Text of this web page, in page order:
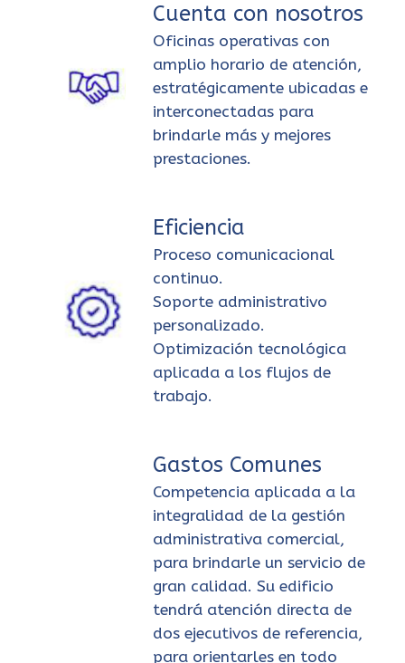
Cuenta con nosotros
Oficinas operativas con
amplio horario de atención,
estratégicamente ubicadas e
interconectadas para
brindarle más y mejores
prestaciones.
Eficiencia
Proceso comunicacional
continuo.
Soporte administrativo
personalizado.
Optimización tecnológica
aplicada a los flujos de
trabajo.
Gastos Comunes
Competencia aplicada a la
integralidad de la gestión
administrativa comercial,
para brindarle un servicio de
gran calidad. Su edificio
tendrá atención directa de
dos ejecutivos de referencia,
para orientarles en todo